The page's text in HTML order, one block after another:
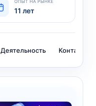
ОПЫТ НА РЫНКЕ
11 лет
Деятельность Контакты